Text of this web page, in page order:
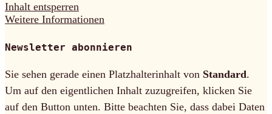
Inhalt entsperren
Weitere Informationen
Newsletter abonnieren
Sie sehen gerade einen Platzhalterinhalt von Standard.
Um auf den eigentlichen Inhalt zuzugreifen, klicken Sie
auf den Button unten. Bitte beachten Sie, dass dabei Daten